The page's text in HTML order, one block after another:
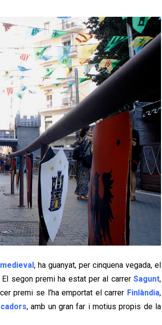
, ha guanyat, per cinquena vegada, el
segon premi ha estat per al carrer Sagunt,
premi se l’ha emportat el carrer Finlàndia,
, amb un gran far i motius propis de la